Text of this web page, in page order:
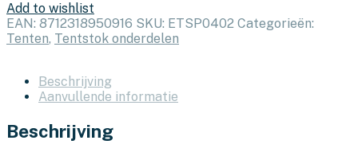
Add to wishlist
EAN: 8712318950916 SKU: ETSP0402 Categorieën:
Tenten, Tentstok onderdelen
Beschrijving
Aanvullende informatie
Beschrijving